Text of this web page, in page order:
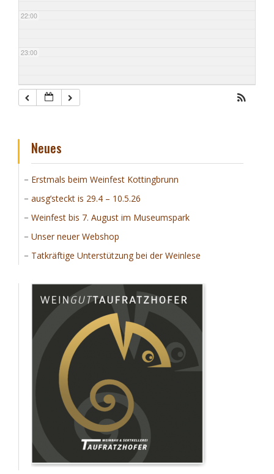
22:00
23:00
Neues
Erstmals beim Weinfest Kottingbrunn
ausg’steckt is 29.4 – 10.5.26
Weinfest bis 7. August im Museumspark
Unser neuer Webshop
Tatkräftige Unterstützung bei der Weinlese